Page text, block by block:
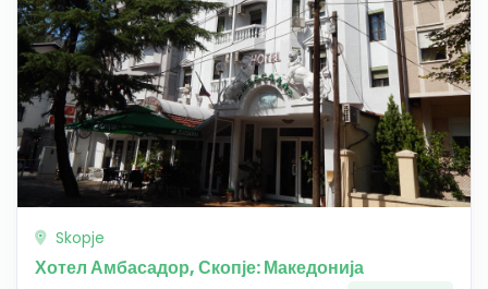
Skopje
Хотел Амбасадор, Скопје: Македонија